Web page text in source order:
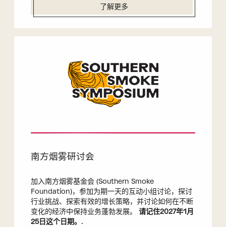
了解更多
南方烟雾研讨会
加入南方烟雾基金会 (Southern Smoke
Foundation)，参加为期一天的互动小组讨论，探讨
行业挑战、探索有效的增长策略，并讨论如何在不断
变化的经济中保持业务蓬勃发展。 请记住2027年1月
25日这个日期。 .